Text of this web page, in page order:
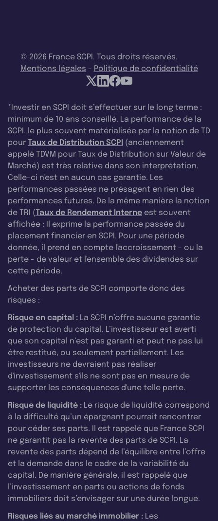
© 2026 France SCPI. Tous droits réservés.
Mentions légales - Politique de confidentialité
*Investir en SCPI doit s’effectuer sur le long terme :
minimum de 10 ans conseillé. La performance de la
SCPI, le plus souvent matérialisée par la notion de TD
pour Taux de Distribution SCPI (anciennement
appelé TDVM pour Taux de Distribution sur Valeur de
Marché) est très relative dans son interprétation.
Celle-ci n'est en aucun cas garantie. Les
performances passées ne présagent en rien des
performances futures. De la même manière la notion
de TRI (Taux de Rendement Interne est souvent
affichée : Il exprime la performance passée du
placement financier en SCPI. Pour une période
donnée, il prend en compte l'accroissement - ou la
perte - de valeur et l'ensemble des dividendes sur
cette période.
Acheter des parts de SCPI comporte donc des
risques :
Risque en capital : La SCPI n’offre aucune garantie
de protection du capital. L’investisseur est averti
que son capital n’est pas garanti et peut ne pas lui
être restitué, ou seulement partiellement. Les
investisseurs ne devraient pas réaliser
d'investissement s'ils ne sont pas en mesure de
supporter les conséquences d'une telle perte.
Risque de liquidité : Le risque de liquidité correspond
à la difficulté qu’un épargnant pourrait rencontrer
pour céder ses parts. Il est rappelé que France SCPI
ne garantit pas la revente des parts de SCPI. La
revente des parts dépend de l’équilibre entre l’offre
et la demande dans le cadre de la variabilité du
capital. De manière générale, il est rappelé que
l’investissement en parts ou actions de fonds
immobiliers doit s’envisager sur une durée longue.
Risques liés au marché immobilier : Les